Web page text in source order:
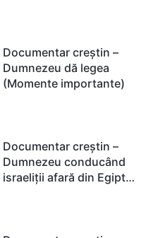
Documentar creștin –
Dumnezeu dă legea
(Momente importante)
Documentar creștin –
Dumnezeu conducând
israeliții afară din Egipt